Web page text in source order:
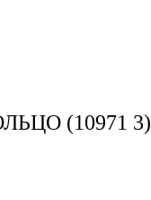
(10971 3)